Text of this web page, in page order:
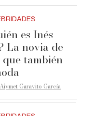
es Inés
La novia de
también
Garavito García